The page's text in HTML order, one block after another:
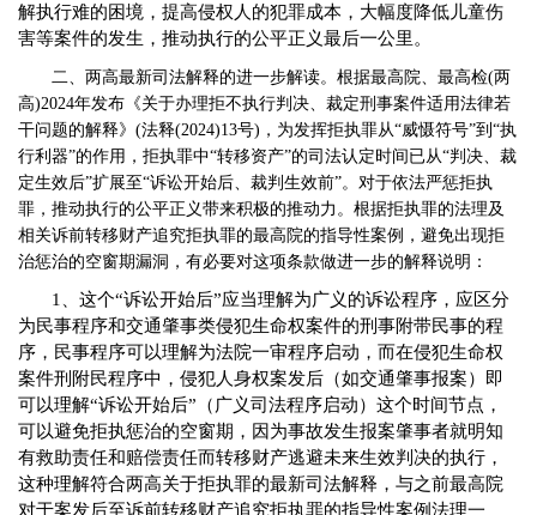
解执行难的困境，提高侵权人的犯罪成本，大幅度降低儿童伤
害等案件的发生，推动执行的公平正义最后一公里。
二、两高最新司法解释的进一步解读。根据最高院、最高检(两
高)2024年发布《关于办理拒不执行判决、裁定刑事案件适用法律若
干问题的解释》(法释(2024)13号)，为发挥拒执罪从“威慑符号”到“执
行利器”的作用，拒执罪中“转移资产”的司法认定时间已从“判决、裁
定生效后”扩展至“诉讼开始后、裁判生效前”。对于依法严惩拒执
罪，推动执行的公平正义带来积极的推动力。根据拒执罪的法理及
相关诉前转移财产追究拒执罪的最高院的指导性案例，避免出现拒
治惩治的空窗期漏洞，有必要对这项条款做进一步的解释说明：
1、这个“诉讼开始后”应当理解为广义的诉讼程序，应区分
为民事程序和交通肇事类侵犯生命权案件的刑事附带民事的程
序，民事程序可以理解为法院一审程序启动，而在侵犯生命权
案件刑附民程序中，侵犯人身权案发后（如交通肇事报案）即
可以理解“诉讼开始后”（广义司法程序启动）这个时间节点，
可以避免拒执惩治的空窗期，因为事故发生报案肇事者就明知
有救助责任和赔偿责任而转移财产逃避未来生效判决的执行，
这种理解符合两高关于拒执罪的最新司法解释，与之前最高院
对于案发后至诉前转移财产追究拒执罪的指导性案例法理一